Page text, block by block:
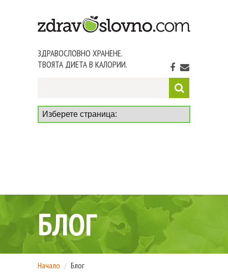
ЗДРАВОСЛОВНО ХРАНЕНЕ.
ТВОЯТА ДИЕТА В КАЛОРИИ.
БЛОГ
Начало Блог